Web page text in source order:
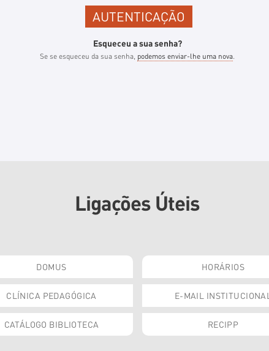
Esqueceu a sua senha?
Se se esqueceu da sua senha, podemos enviar-lhe uma nova.
Ligações Úteis
DOMUS HORÁRIOS
CLÍNICA PEDAGÓGICA E-MAIL INSTITUCIONAL
CATÁLOGO BIBLIOTECA RECIPP